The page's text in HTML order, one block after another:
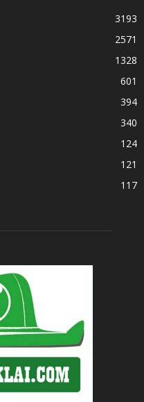
3193
2571
1328
601
394
340
124
121
117